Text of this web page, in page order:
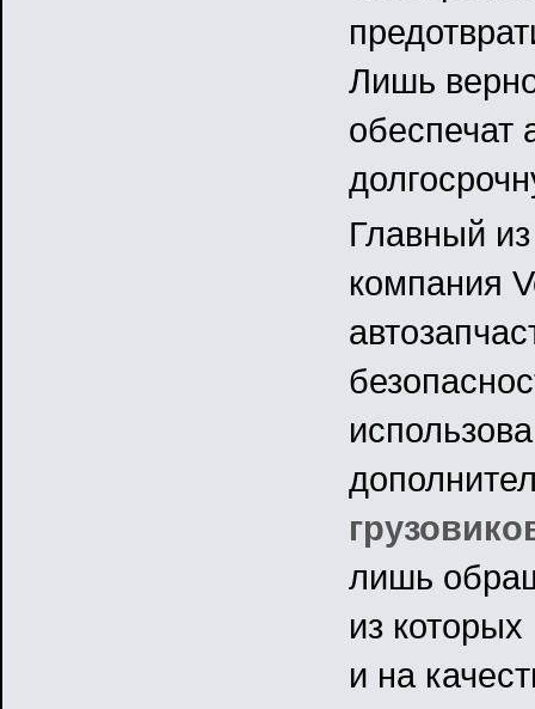
Лишь
обеспечат
Главный
компания
лишь
из
и на